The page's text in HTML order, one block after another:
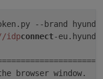
--brand
idpconnect-
browser window.